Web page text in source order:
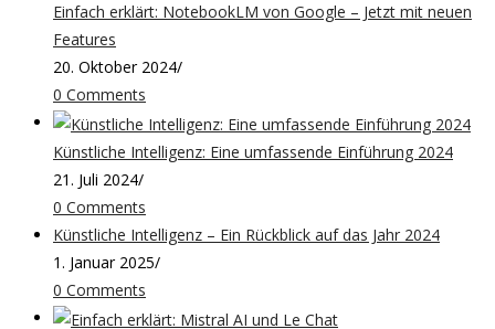
Einfach erklärt: NotebookLM von Google – Jetzt mit neuen
Features
20. Oktober 2024/
0 Comments
Künstliche Intelligenz: Eine umfassende Einführung 2024
21. Juli 2024/
0 Comments
Künstliche Intelligenz – Ein Rückblick auf das Jahr 2024
1. Januar 2025/
0 Comments